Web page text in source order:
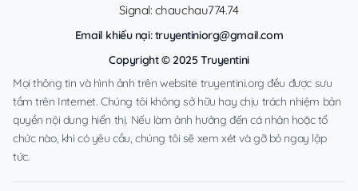
Signal: chauchau774.74
Email khiếu nại:truyentiniorg@gmail.com
Copyright © 2025 Truyentini
Mọi thông tin và hình ảnh trên website truyentini.org đều được sưu
tầm trên Internet. Chúng tôi không sở hữu hay chịu trách nhiệm bản
quyền nội dung hiển thị. Nếu làm ảnh hưởng đến cá nhân hoặc tổ
chức nào, khi có yêu cầu, chúng tôi sẽ xem xét và gỡ bỏ ngay lập
tức.